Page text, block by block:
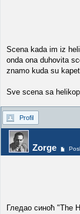
Scena kada im iz
onda ona duhovita
znamo kuda su
Sve scena sa
Profil
Zorge
Гледао синоћ "The